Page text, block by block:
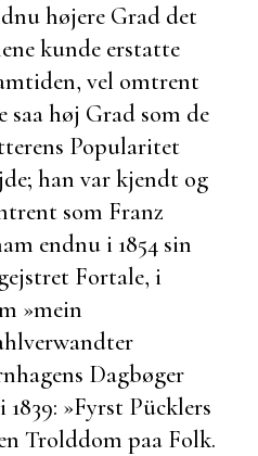
højere Grad det
kunde erstatte
vel omtrent
høj Grad som de
Popularitet
han var kjendt og
som Franz
endnu i 1854 sin
Fortale, i
»mein
Dagbøger
»Fyrst Pücklers
Trolddom paa Folk.